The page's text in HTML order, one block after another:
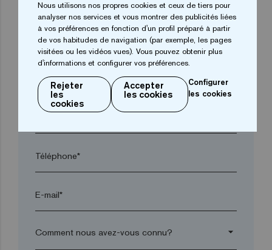
Ville*
Code postal*
Téléphone*
E-mail*
arrow_drop_down
Nous utilisons nos propres cookies et ceux de tiers pour
analyser nos services et vous montrer des publicités liées
à vos préférences en fonction d'un profil préparé à partir
de vos habitudes de navigation (par exemple, les pages
visitées ou les vidéos vues). Vous pouvez obtenir plus
d'informations et configurer vos préférences.
Rejeter
les
cookies
Accepter
les cookies
Configurer
les cookies